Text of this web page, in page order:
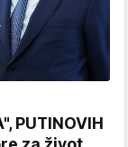
PUTINOVIH